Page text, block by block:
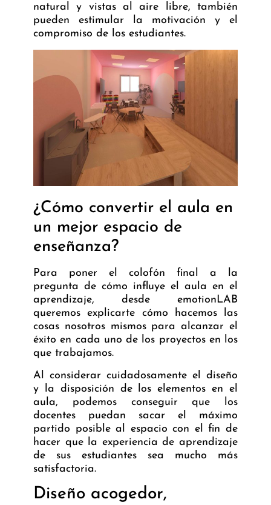
natural y vistas al aire libre, también
pueden estimular la motivación y el
compromiso de los estudiantes.
¿Cómo convertir el aula en
un mejor espacio de
enseñanza?
Para poner el colofón final a la
pregunta de cómo influye el aula en el
aprendizaje, desde emotionLAB
queremos explicarte cómo hacemos las
cosas nosotros mismos para alcanzar el
éxito en cada uno de los proyectos en los
que trabajamos.
Al considerar cuidadosamente el diseño
y la disposición de los elementos en el
aula, podemos conseguir que los
docentes puedan sacar el máximo
partido posible al espacio con el fin de
hacer que la experiencia de aprendizaje
de sus estudiantes sea mucho más
satisfactoria.
Diseño acogedor,